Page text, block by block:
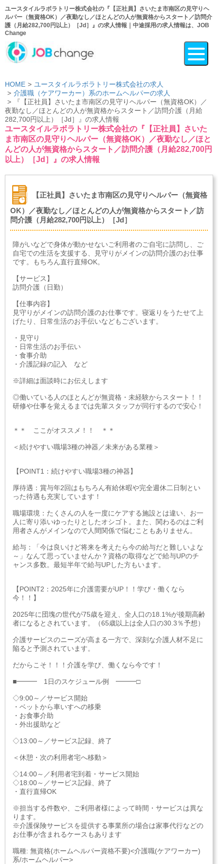
ユースタイルラボラトリー株式会社の『【正社員】さいたま市南区の見守りヘ
ルパー（無資格OK）／夜勤なし／ほとんどの人が無資格からスタート／訪問介
護（月給282,700円以上）［Jd］』の求人情報｜中途採用の求人情報は、JOB
Change
HOME
ユースタイルラボラトリー株式会社の求人
介護職（ケアワーカー）系のホームヘルパーの求人
『【正社員】さいたま市南区の見守りヘルパー（無資格OK）／
夜勤なし／ほとんどの人が無資格からスタート／訪問介護（月給
282,700円以上）［Jd］』の求人情報
ユースタイルラボラトリー株式会社の『【正社員】さいた
ま市南区の見守りヘルパー（無資格OK）／夜勤なし／ほと
んどの人が無資格からスタート／訪問介護（月給282,700円
以上）［Jd］』の求人情報
【正社員】さいたま市南区の見守りヘルパー（無資格
OK）／夜勤なし／ほとんどの人が無資格からスタート／訪
問介護（月給282,700円以上）［Jd］
障がいなどで身体が動かせないご利用者のご自宅に訪問し、ご
自宅での生活を支援する、見守りがメインの訪問介護のお仕事
です。もちろん直行直帰OK。
【サービス】
訪問介護（日勤）
【仕事内容】
見守りがメインの訪問介護のお仕事です。寝返りをうたせて上
げたり、日常生活のお手伝いなどもございます。
・見守り
・日常生活のお手伝い
・食事介助
・介護記録の記入 など
※詳細は面談時にお伝えします
◎働いている人のほとんどが無資格・未経験からスタート！！
研修や仕事を覚えるまでは先輩スタッフが同行するので安心！
＊＊ ここがオススメ！！ ＊＊
＜続けやすい職場3種の神器／未来がある業種＞
【POINT1：続けやすい職場3種の神器】
厚待遇：賞与年2回はもちろん有給休暇や完全週休二日制とい
った待遇も充実しています！
職場環境：たくさんの人を一度にケアする施設とは違い、お一
人に寄り添いゆったりとしたオシゴト。また、関わるのはご利
用者さんがメインなので人間関係で悩むこともありません。
給与：「今は良いけど将来を考えたら今の給与だと難しいよな
～」なんて思っていませんか？資格の取得などで給与UPのチ
ャンス多数。最短半年で給与UPした方もいます。
【POINT2：2025年に介護需要がUP！！学び・働くなら
今！！】
2025年に団塊の世代が75歳を迎え、全人口の18.1%が後期高齢
者になるとされています。（65歳以上は全人口の30.3％予想）
介護サービスのニーズが高まる一方で、深刻な介護人材不足に
陥ると予測されています。
だからこそ！！！介護を学び、働くなら今です！
■━━━ 1日のスケジュール例 ━━━□
◇9:00～／サービス開始
・ベットから車いすへの移乗
・お食事介助
・外出援助など
◇13:00～／サービス記録、終了
＜休憩・次の利用者宅へ移動＞
◇14:00～／利用者宅到着・サービス開始
◇18:00～／サービス記録、終了
・直行直帰OK
※担当する件数や、ご利用者様によって時間・サービスは異な
ります。
※介護保険サービスを提供する事業所の場合は家事代行などの
お仕事が含まれるケースもあります
職種: 無資格(ホームヘルパー資格不要)<介護職(ケアワーカー)
系/ホームヘルパー>